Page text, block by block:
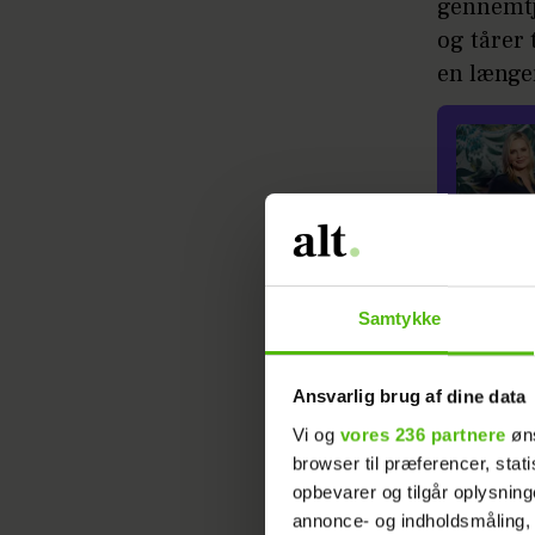
Samtykke
Ansvarlig brug af dine data
Vi og vores 236 partnere
browser til præferencer,
opbevarer og tilgår
annonce- og
og tårer
en
gange
Læs
- De